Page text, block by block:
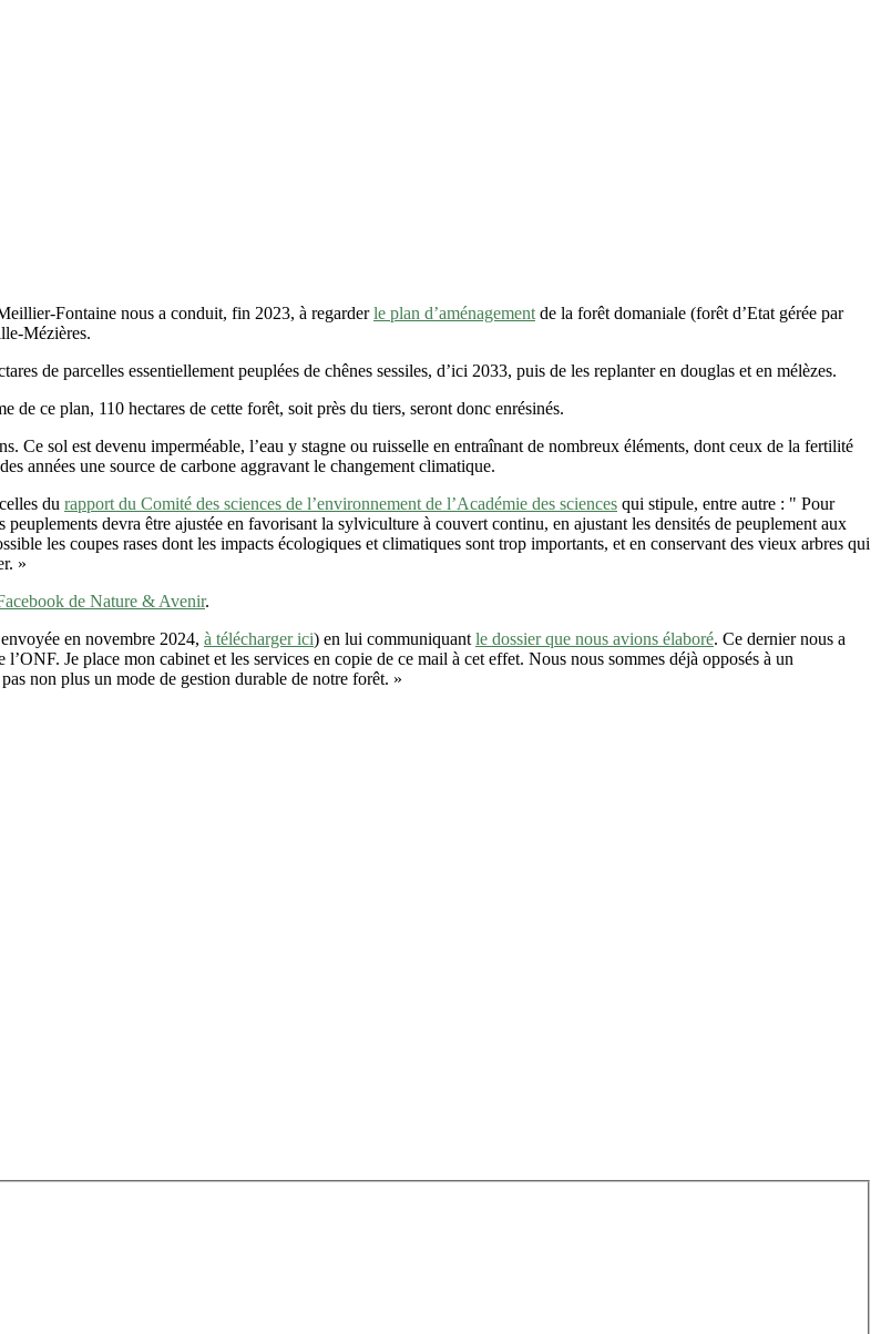
Fontaine nous a conduit, fin 2023, à regarderle plan d’aménagement de la forêt domaniale (forêt d’Etat gérée par
Mézières.
de parcelles essentiellement peuplées de chênes sessiles, d’ici 2033, puis de les replanter en douglas et en mélèzes.
ce plan, 110 hectares de cette forêt, soit près du tiers, seront donc enrésinés.
Ce sol est devenu imperméable, l’eau y stagne ou ruisselle en entraînant de nombreux éléments, dont ceux de la fertilité
années une source de carbone aggravant le changement climatique.
du rapport du Comité des sciences de l’environnement de l’Académie des sciences qui stipule, entre autre : " Pour
devra être ajustée en favorisant la sylviculture à couvert continu, en ajustant les densités de peuplement aux
les coupes rases dont les impacts écologiques et climatiques sont trop importants, et en conservant des vieux arbres qui
»
de Nature & Avenir.
en novembre 2024, à télécharger ici) en lui communiquant le dossier que nous avions élaboré. Ce dernier nous a
Je place mon cabinet et les services en copie de ce mail à cet effet. Nous nous sommes déjà opposés à un
non plus un mode de gestion durable de notre forêt. »